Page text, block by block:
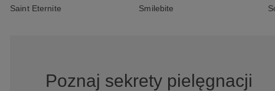
Saint Eternite
Smilebite
Poznaj sekrety pielęgnacji